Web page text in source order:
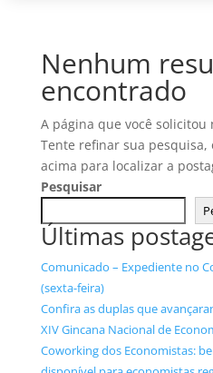
Nenhum
encontrado
A página que você solicitou
Tente refinar sua pesquisa,
acima para localizar a
Pesquisar
Últimas
Comunicado – Expediente no
(sexta-feira)
Confira as duplas que
XIV Gincana Nacional de
Coworking dos Economistas: